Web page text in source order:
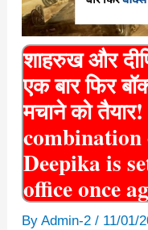
शाहरुख और
एक बार फिर
मचाने को
Deepika is
office once
By Admin-2 / 11/01/